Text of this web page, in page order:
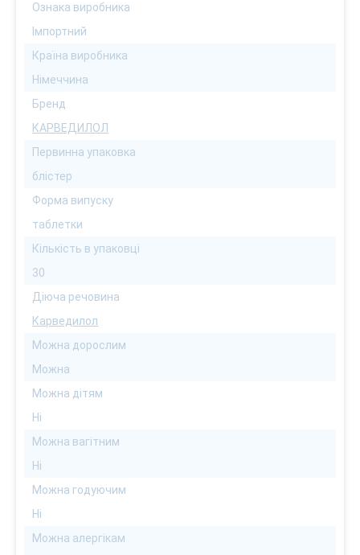
Ознака виробника
Імпортний
Країна виробника
Німеччина
Бренд
КАРВЕДИЛОЛ
Первинна упаковка
блістер
Форма випуску
таблетки
Кількість в упаковці
30
Діюча речовина
Карведилол
Можна дорослим
Можна
Можна дітям
Ні
Можна вагітним
Ні
Можна годуючим
Ні
Можна алергікам